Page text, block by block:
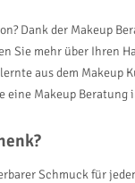
Dank der Makeup
Sie mehr über
aus dem
Makeup
Schmuck für